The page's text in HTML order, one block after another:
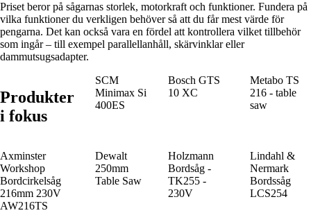
Priset beror på sågarnas storlek, motorkraft och funktioner. Fundera på
vilka funktioner du verkligen behöver så att du får mest värde för
pengarna. Det kan också vara en fördel att kontrollera vilket tillbehör
som ingår – till exempel parallellanhåll, skärvinklar eller
dammutsugsadapter.
Produkter
i fokus
SCM
Minimax Si
400ES
Bosch GTS
10 XC
Metabo TS
216 - table
saw
Axminster
Workshop
Bordcirkelsåg
216mm 230V
AW216TS
Dewalt
250mm
Table Saw
Holzmann
Bordsåg -
TK255 -
230V
Lindahl &
Nermark
Bordssåg
LCS254